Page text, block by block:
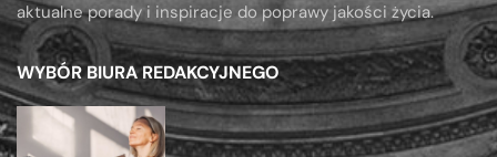
aktualne porady i inspiracje do poprawy jakości życia.
WYBÓR BIURA REDAKCYJNEGO